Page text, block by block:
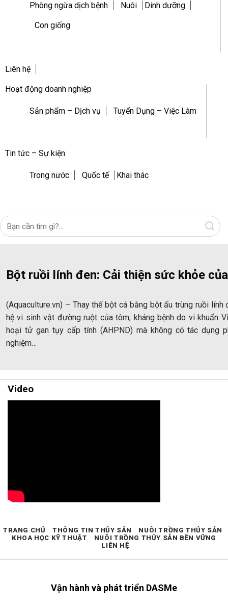
Phòng ngừa dịch bệnh Nuôi Dinh dưỡng
Con giống
Liên hệ
Hoạt động doanh nghiệp
Sản phẩm – Dịch vụ Tuyển Dụng – Việc Làm
Tin tức – Sự kiện
Trong nước Quốc tế Khai thác
Bột ruồi lính đen: Cải thiện sức khỏe
(Aquaculture.vn) – Thay thế bột cá bằng bột ấu trùng ruồi
hệ vi sinh vật đường ruột của tôm, kháng bệnh do vi khuẩn
hoại tử gan tụy cấp tính (AHPND) mà không có tác dụng
nghiệm…
Video
Vận hành và phát triển DASMe
TRANG CHỦ THÔNG TIN THỦY SẢN
NUÔI TRỒNG THỦY SẢN
KHOA HỌC KỸ THUẬT
NUÔI TRỒNG THỦY SẢN BỀN VỮNG
LIÊN HỆ